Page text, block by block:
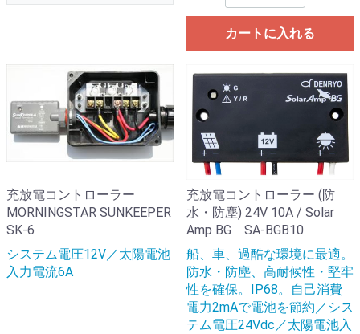
カートに入れる
充放電コントローラー
MORNINGSTAR SUNKEEPER
SK-6
システム電圧12V／太陽電池
入力電流6A
充放電コントローラー (防
水・防塵) 24V 10A / Solar
Amp BG SA-BGB10
船、車、過酷な環境に最適。
防水・防塵、高耐候性・堅牢
性を確保。IP68。自己消費
電力2mAで電池を節約／シス
テム電圧24Vdc／太陽電池入